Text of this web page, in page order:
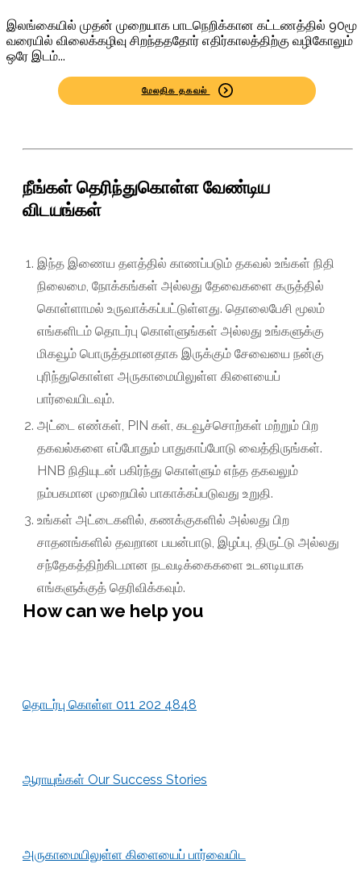
இலங்கையில் முதன் முறையாக பாடநெறிக்கான கட்டணத்தில் 90மூ
வரையில் விலைக்கழிவு சிறந்தததோர் எதிர்காலத்திற்கு வழிகோலும்
ஒரே இடம்...
மேலதிக தகவல்
நீங்கள் தெரிந்துகொள்ள வேண்டிய
விடயங்கள்
இந்த இணைய தளத்தில் காணப்படும் தகவல் உங்கள் நிதி
நிலைமை, நோக்கங்கள் அல்லது தேவைகளை கருத்தில்
கொள்ளாமல் உருவாக்கப்பட்டுள்ளது. தொலைபேசி மூலம்
எங்களிடம் தொடர்பு கொள்ளுங்கள் அல்லது உங்களுக்கு
மிகவூம் பொருத்தமானதாக இருக்கும் சேவையை நன்கு
புரிந்துகொள்ள அருகாமையிலுள்ள கிளையைப்
பார்வையிடவும்.
அட்டை எண்கள், PIN கள், கடவூச்சொற்கள் மற்றும் பிற
தகவல்களை எப்போதும் பாதுகாப்போடு வைத்திருங்கள்.
HNB நிதியுடன் பகிர்ந்து கொள்ளும் எந்த தகவலும்
நம்பகமான முறையில் பாகாக்கப்படுவது உறுதி.
உங்கள் அட்டைகளில், கணக்குகளில் அல்லது பிற
சாதனங்களில் தவறான பயன்பாடு, இழப்பு, திருட்டு அல்லது
சந்தேகத்திற்கிடமான நடவடிக்கைகளை உடனடியாக
எங்களுக்குத் தெரிவிக்கவும்.
How can we help you
தொடர்பு கொள்ள 011 202 4848
ஆராயுங்கள் Our Success Stories
அருகாமையிலுள்ள கிளையைப் பார்வையிட